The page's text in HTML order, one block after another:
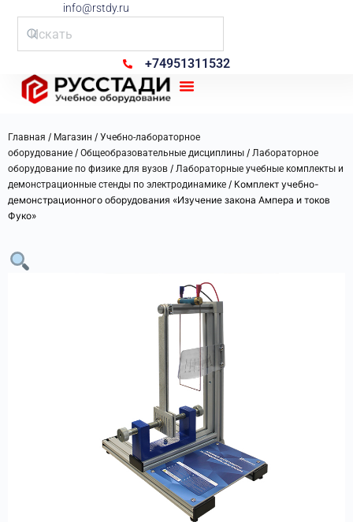
info@rstdy.ru
+74951311532
Главная / Магазин / Учебно-лабораторное
оборудование / Общеобразовательные дисциплины / Лабораторное
оборудование по физике для вузов / Лабораторные учебные комплекты и
демонстрационные стенды по электродинамике / Комплект учебно-
демонстрационного оборудования «Изучение закона Ампера и токов
Фуко»